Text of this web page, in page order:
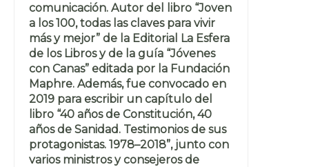
comunicación. Autor del libro “Joven
a los 100, todas las claves para vivir
más y mejor” de la Editorial La Esfera
de los Libros y de la guía “Jóvenes
con Canas” editada por la Fundación
Maphre. Además, fue convocado en
2019 para escribir un capítulo del
libro “40 años de Constitución, 40
años de Sanidad. Testimonios de sus
protagonistas. 1978–2018”, junto con
varios ministros y consejeros de